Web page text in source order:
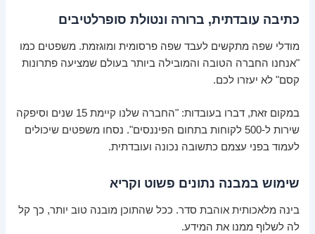
כתיבה עובדתית, ברורה ונטולת סופרלטיבים
מודלי שפה מתקשים לעבד שפה פרסומית ומוגזמת. משפטים כמו
"אנחנו החברה הטובה והמובילה ביותר בעולם שמציעה פתרונות
קסם" לא יעזרו לכם.
במקום זאת, דברו בעובדות: "החברה שלנו קיימת 15 שנים וסיפקה
שירות ל-500 לקוחות בתחום הפיננסים". נסחו משפטים שיכולים
לעמוד בפני עצמם כתשובה נכונה ועובדתית.
שימוש במבנה נתונים פשוט וקריא
בינה מלאכותית אוהבת סדר. ככל שהתוכן מובנה טוב יותר, כך קל
לה לשלוף ממנו את המידע.